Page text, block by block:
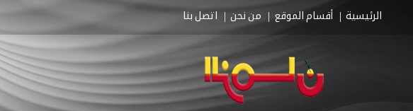
الرئيسية أقسام الموقع من نحن اتصل بنا